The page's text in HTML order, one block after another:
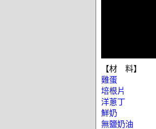
【材 料】
雞蛋
培根片
洋蔥丁
鮮奶
無鹽奶油